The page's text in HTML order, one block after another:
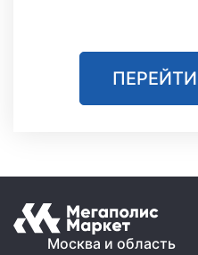
Москва и область